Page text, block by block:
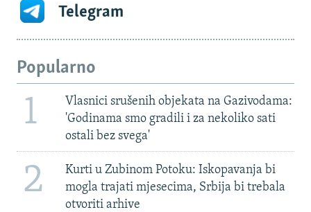
Telegram
Popularno
1
Vlasnici srušenih objekata na Gazivodama:
'Godinama smo gradili i za nekoliko sati
ostali bez svega'
2
Kurti u Zubinom Potoku: Iskopavanja bi
mogla trajati mjesecima, Srbija bi trebala
otvoriti arhive